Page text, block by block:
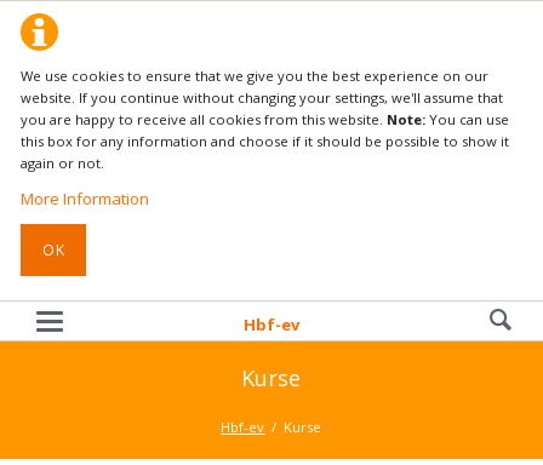
We use cookies to ensure that we give you the best experience on our
website. If you continue without changing your settings, we'll assume that
you are happy to receive all cookies from this website. Note:You can use
this box for any information and choose if it should be possible to show it
again or not.
More Information
OK
Hbf-ev
Kurse
Hbf-ev Kurse